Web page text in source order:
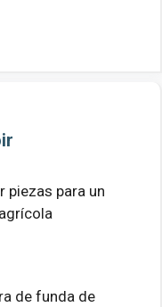
piezas para un
de funda de